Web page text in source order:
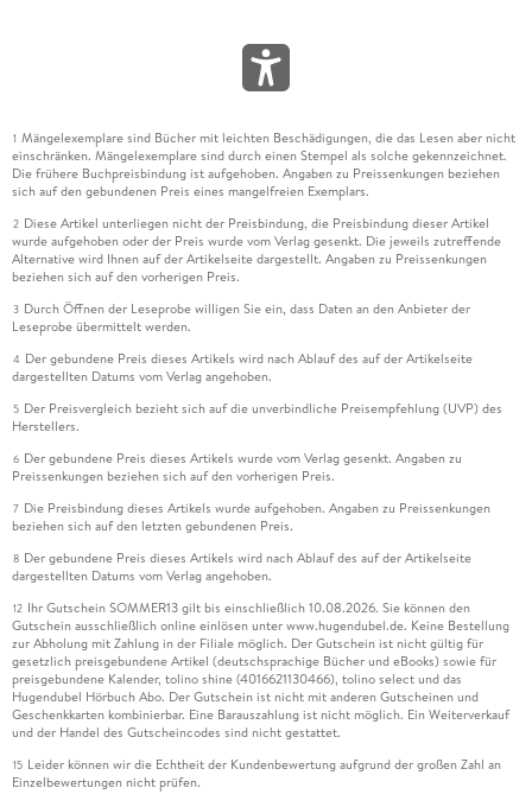
1 Mängelexemplare sind Bücher mit leichten Beschädigungen, die das Lesen aber nicht
einschränken. Mängelexemplare sind durch einen Stempel als solche gekennzeichnet.
Die frühere Buchpreisbindung ist aufgehoben. Angaben zu Preissenkungen beziehen
sich auf den gebundenen Preis eines mangelfreien Exemplars.
2 Diese Artikel unterliegen nicht der Preisbindung, die Preisbindung dieser Artikel
wurde aufgehoben oder der Preis wurde vom Verlag gesenkt. Die jeweils zutreffende
Alternative wird Ihnen auf der Artikelseite dargestellt. Angaben zu Preissenkungen
beziehen sich auf den vorherigen Preis.
3 Durch Öffnen der Leseprobe willigen Sie ein, dass Daten an den Anbieter der
Leseprobe übermittelt werden.
4 Der gebundene Preis dieses Artikels wird nach Ablauf des auf der Artikelseite
dargestellten Datums vom Verlag angehoben.
5 Der Preisvergleich bezieht sich auf die unverbindliche Preisempfehlung (UVP) des
Herstellers.
6 Der gebundene Preis dieses Artikels wurde vom Verlag gesenkt. Angaben zu
Preissenkungen beziehen sich auf den vorherigen Preis.
7 Die Preisbindung dieses Artikels wurde aufgehoben. Angaben zu Preissenkungen
beziehen sich auf den letzten gebundenen Preis.
8 Der gebundene Preis dieses Artikels wird nach Ablauf des auf der Artikelseite
dargestellten Datums vom Verlag angehoben.
12 Ihr Gutschein SOMMER13 gilt bis einschließlich 10.08.2026. Sie können den
Gutschein ausschließlich online einlösen unter www.hugendubel.de. Keine Bestellung
zur Abholung mit Zahlung in der Filiale möglich. Der Gutschein ist nicht gültig für
gesetzlich preisgebundene Artikel (deutschsprachige Bücher und eBooks) sowie für
preisgebundene Kalender, tolino shine (4016621130466), tolino select und das
Hugendubel Hörbuch Abo. Der Gutschein ist nicht mit anderen Gutscheinen und
Geschenkkarten kombinierbar. Eine Barauszahlung ist nicht möglich. Ein Weiterverkauf
und der Handel des Gutscheincodes sind nicht gestattet.
15 Leider können wir die Echtheit der Kundenbewertung aufgrund der großen Zahl an
Einzelbewertungen nicht prüfen.